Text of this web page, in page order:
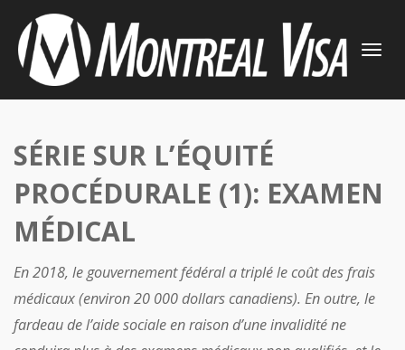
TOGGLE
SÉRIE SUR L’ÉQUITÉ
PROCÉDURALE (1): EXAMEN
MÉDICAL
En 2018, le gouvernement fédéral a triplé le coût des frais
médicaux (environ 20 000 dollars canadiens). En outre, le
fardeau de l’aide sociale en raison d’une invalidité ne